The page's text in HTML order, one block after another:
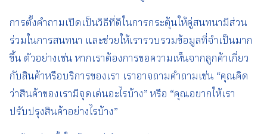
การตั้งคำถามเปิดเป็นวิธีที่ดีในการกระตุ้นให้คู่สนทนามีส่วน
ร่วมในการสนทนา และช่วยให้เรารวบรวมข้อมูลที่จำเป็นมาก
ขึ้น ตัวอย่างเช่น หากเราต้องการขอความเห็นจากลูกค้าเกี่ยว
กับสินค้าหรือบริการของเรา เราอาจถามคำถามเช่น “คุณคิด
ว่าสินค้าของเรามีจุดเด่นอะไรบ้าง” หรือ “คุณอยากให้เรา
ปรับปรุงสินค้าอย่างไรบ้าง”